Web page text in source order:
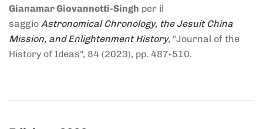
Gianamar Giovannetti-Singh per il
saggio Astronomical Chronology, the Jesuit China
Mission, and Enlightenment History, "Journal of the
History of Ideas", 84 (2023), pp. 487-510.